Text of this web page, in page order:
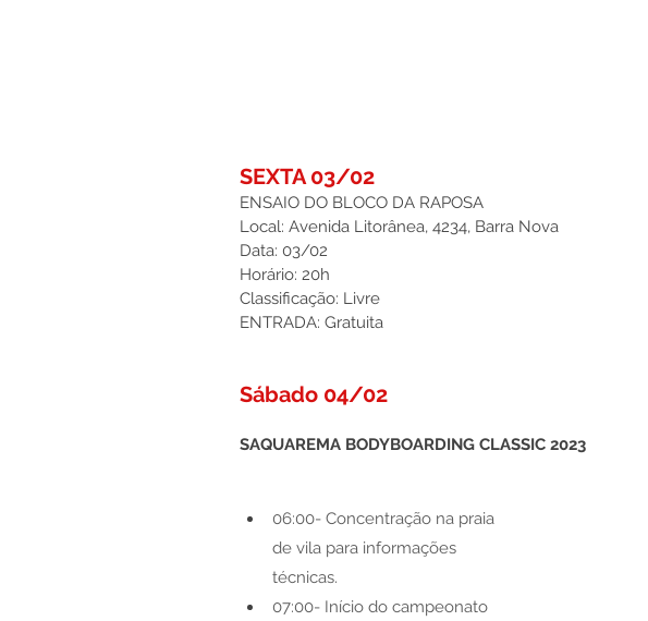
SEXTA 03/02
ENSAIO DO BLOCO DA RAPOSA
Local: Avenida Litorânea, 4234, Barra Nova
Data: 03/02
Horário: 20h
Classificação: Livre
ENTRADA: Gratuita
Sábado 04/02
SAQUAREMA BODYBOARDING CLASSIC 2023
06:00- Concentração na praia
de vila para informações
técnicas.
07:00- Início do campeonato